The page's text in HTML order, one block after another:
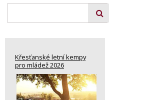
Křesťanské letní kempy
pro mládež 2026